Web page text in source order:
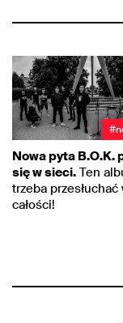
Nowa pyta B.O.K.
się w sieci. Ten
trzeba przesłuchać
całości!